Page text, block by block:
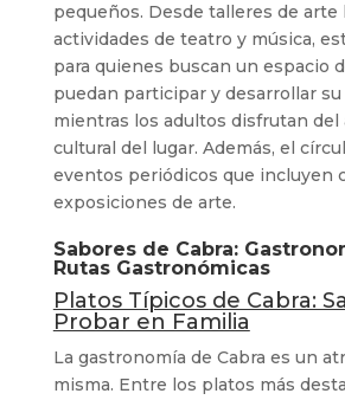
pequeños. Desde talleres de arte
actividades de teatro y música,
para quienes buscan un espacio
puedan participar y desarrollar su
mientras los adultos disfrutan
cultural del lugar. Además, el
eventos periódicos que incluyen
exposiciones de arte.
Sabores de Cabra:
Rutas Gastronómicas
Platos Típicos de Cabra:
Probar en Familia
La gastronomía de Cabra es un
misma. Entre los platos más